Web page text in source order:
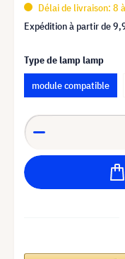
Délai de livraison: 8
Expédition à partir de
Type de lamp lamp
module compatible